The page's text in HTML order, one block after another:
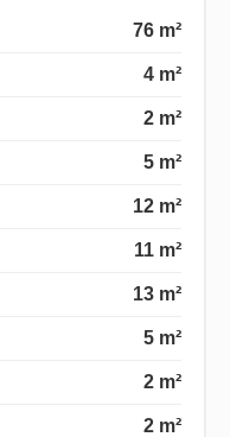
76 m²
4 m²
2 m²
5 m²
12 m²
11 m²
13 m²
5 m²
2 m²
2 m²